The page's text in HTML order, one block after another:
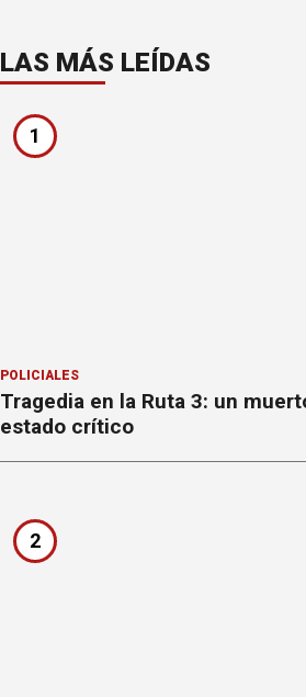
LAS MÁS LEÍDAS
1
POLICIALES
Tragedia en la Ruta 3: un
estado crítico
2